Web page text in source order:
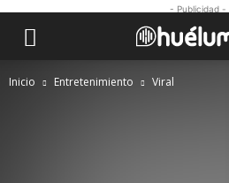
- Publicidad -
Inicio Entretenimiento Viral